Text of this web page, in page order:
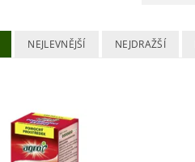
NEJLEVNĚJŠÍ NEJDRAŽŠÍ